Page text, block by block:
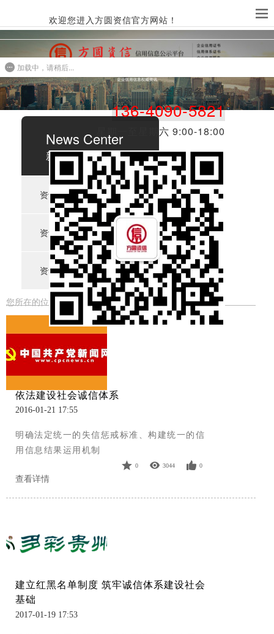
欢迎您进入方圆资信官方网站！
全国服务热线​​
136-4090-5821
星期一至星期六 9:00-18:00
News Center
新闻中心
资讯 |信用知识﹥
资讯 |政府项目 ﹥
资讯 | 体系认证 ﹥
您所在的位置：首页 >新闻中心
依法建设社会诚信体系
2016-01-21 17:55
明确法定统一的失信惩戒标准、构建统一的信
用信息结果运用机制
0 3044 0
查看详情
建立红黑名单制度 筑牢诚信体系建设社会
基础
2017-01-19 17:53
加载中，请稍后...